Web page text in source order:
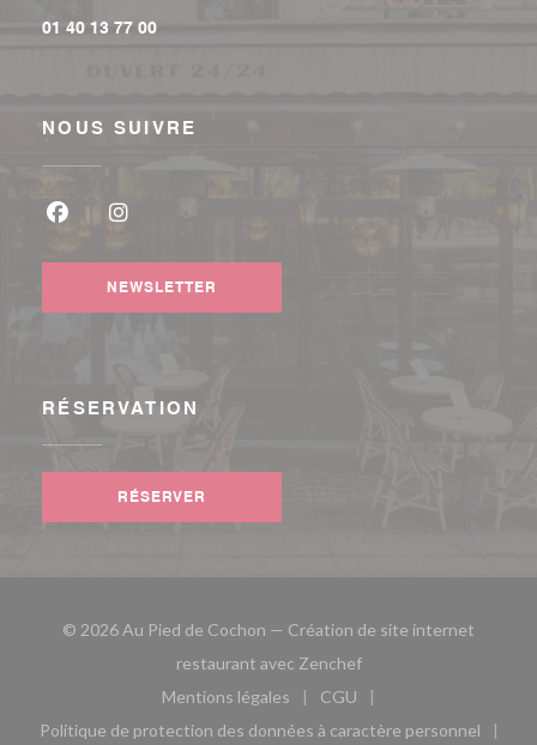
01 40 13 77 00
NOUS SUIVRE
NEWSLETTER
RÉSERVATION
RÉSERVER
© 2026 Au Pied de Cochon — Création de site internet
restaurant avec Zenchef((ouvre une nouvelle
Mentions légales
((ouvre une nouvelle fenêtre))
CGU
((ouvre une nouvelle
Politique de protection des données à caractère personnel